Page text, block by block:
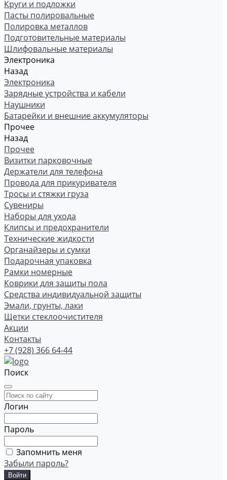
Круги и подложки
Пасты полировальные
Полировка металлов
Подготовительные материалы
Шлифовальные материалы
Электроника
Назад
Электроника
Зарядные устройства и кабели
Наушники
Батарейки и внешние аккумуляторы
Прочее
Назад
Прочее
Визитки парковочные
Держатели для телефона
Провода для прикуривателя
Тросы и стяжки груза
Сувениры
Наборы для ухода
Клипсы и предохранители
Технические жидкости
Органайзеры и сумки
Подарочная упаковка
Рамки номерные
Коврики для защиты пола
Средства индивидуальной защиты
Эмали, грунты, лаки
Щетки стеклоочистителя
Акции
Контакты
+7 (928) 366 64-44
Поиск
Логин
Пароль
Запомнить меня
Забыли пароль?